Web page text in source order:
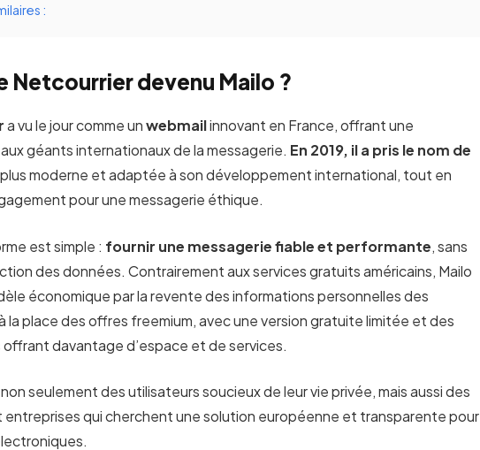
:
Netcourrier devenu Mailo ?
a vu le jour comme unwebmailinnovant en France, offrant une
géants internationaux de la messagerie. En 2019, il a pris le nom de
moderne et adaptée à son développement international, tout en
pour une messagerie éthique.
est simple : fournir une messagerie fiable et performante, sans
des données. Contrairement aux services gratuits américains, Mailo
économique par la revente des informations personnelles des
la place des offres freemium, avec une version gratuite limitée et des
davantage d’espace et de services.
seulement des utilisateurs soucieux de leur vie privée, mais aussi des
entreprises qui cherchent une solution européenne et transparente pour